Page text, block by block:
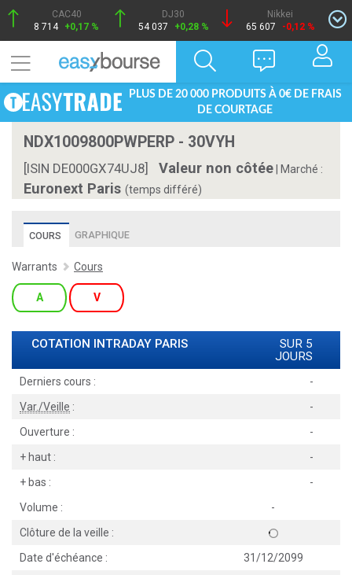
CAC40
8 714 +0,17 %
DJ30
54 037
+0,28 %
Nikkei
65 607
-0,12 %
PLUS DE 20 000 PRODUITS À 0€ DE FRAIS
DE COURTAGE
NDX1009800PWPERP - 30VYH
[ISIN DE000GX74UJ8] Valeur non côtée Marché :
Euronext Paris (temps différé)
COURS GRAPHIQUE
Warrants Cours
A V
COTATION INTRADAY PARIS
SUR 5
JOURS
Derniers cours :
-
Var./Veille :
-
Ouverture :
-
+ haut :
-
+ bas :
-
Volume :
-
Clôture de la veille :
Date d'échéance :
31/12/2099